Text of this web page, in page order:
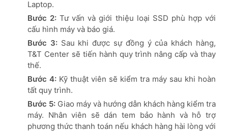
Laptop.
Bước 2: Tư vấn và giới thiệu loại SSD phù hợp với
cấu hình máy và báo giá.
Bước 3: Sau khi được sự đồng ý của khách hàng,
T&T Center sẽ tiến hành quy trình nâng cấp và thay
thế.
Bước 4: Kỹ thuật viên sẽ kiểm tra máy sau khi hoàn
tất quy trình.
Bước 5: Giao máy và hướng dẫn khách hàng kiểm tra
máy. Nhân viên sẽ dán tem bảo hành và hỗ trợ
phương thức thanh toán nếu khách hàng hài lòng với